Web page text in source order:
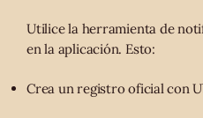
Utilice la herramienta de
en la aplicación. Esto:
Crea un registro oficial con